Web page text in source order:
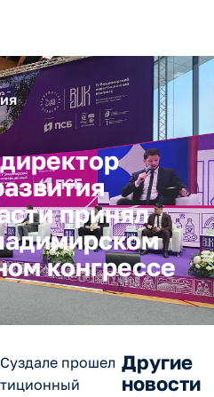
принял
конгрессе
прошел Другие
новости